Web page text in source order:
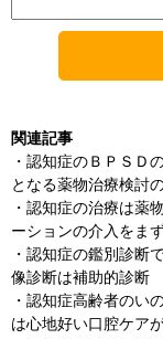
関連記事
・ 認知症のＢＰＳＤ
となる薬物治療検討
・ 認知症の治療は薬
ーションの介入をま
・ 認知症の鑑別診断
像診断は補助的診断
・ 認知症高齢者のい
は心地好い口腔ケア